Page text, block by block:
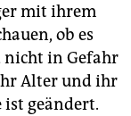
mit ihrem
ob es
in Gefahr
Alter und ihr
ist geändert.